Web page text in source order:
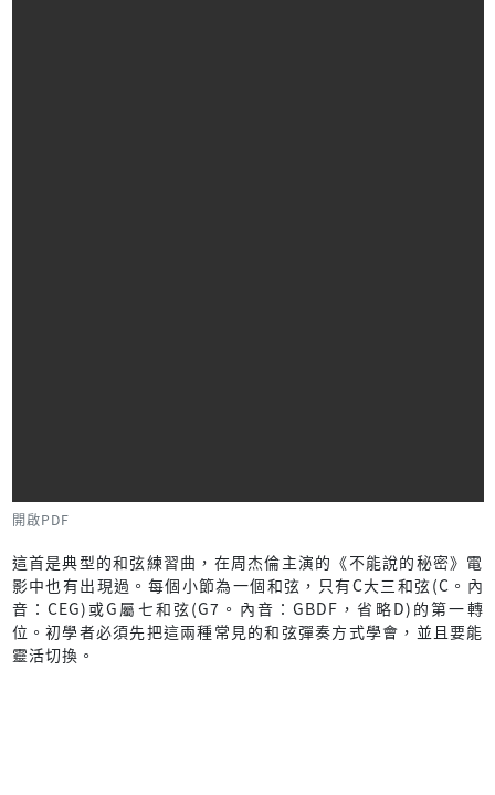
開啟PDF
這首是典型的和弦練習曲，在周杰倫主演的《不能說的秘密》電
影中也有出現過。每個小節為一個和弦，只有C大三和弦(C。內
音：CEG)或G屬七和弦(G7。內音：GBDF，省略D)的第一轉
位。初學者必須先把這兩種常見的和弦彈奏方式學會，並且要能
靈活切換。